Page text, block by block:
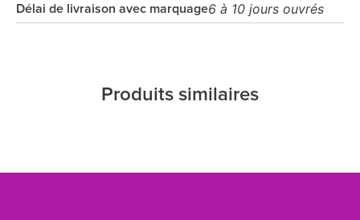
Délai de livraison avec marquage6 à 10 jours ouvrés
Produits similaires